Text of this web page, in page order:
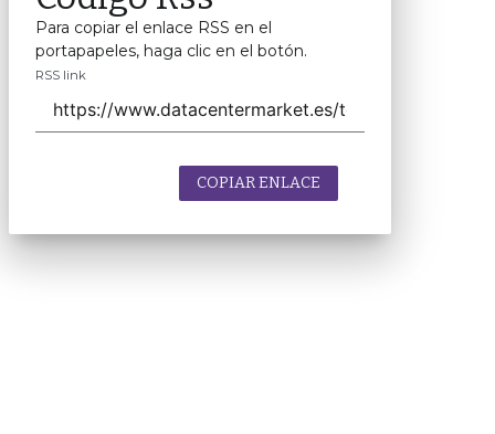
Para copiar el enlace RSS en el
portapapeles, haga clic en el botón.
RSS link
COPIAR ENLACE